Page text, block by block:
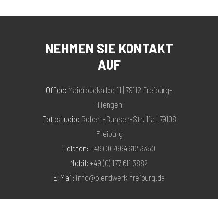
NEHMEN SIE KONTAKT
AUF
Office: Maierbuckallee 11 | 79112 Freiburg-
Tiengen
Fotostudio: Robert-Bunsen-Str. 11a | 79108
Freiburg
Telefon: +49 (0) 7664 612 3350
Mobil: +49 (0) 177 611 3882
E-Mail: info@blendwerk-freiburg.de